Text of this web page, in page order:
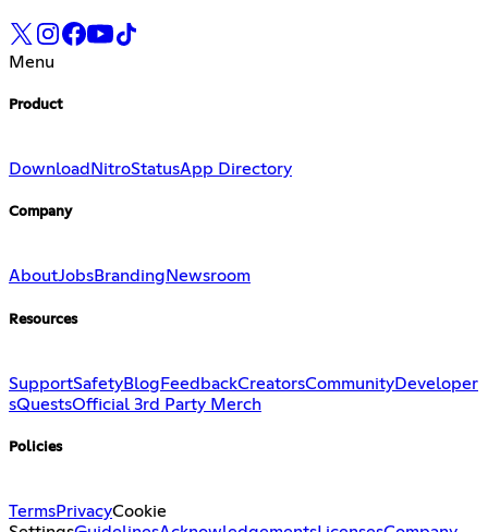
Menu
Product
Download NitroStatusApp Directory
Company
AboutJobsBranding Newsroom
Resources
SupportSafetyBlog FeedbackCreatorsCommunityDeveloper
sQuestsOfficial 3rd Party Merch
Policies
TermsPrivacyCookie